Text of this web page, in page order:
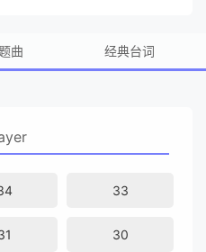
的痛苦。在此之后他只身一人
弩张，你来我往。而与此同
曲 经典台词
33
30